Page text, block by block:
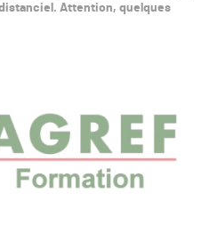
Attention, quelques